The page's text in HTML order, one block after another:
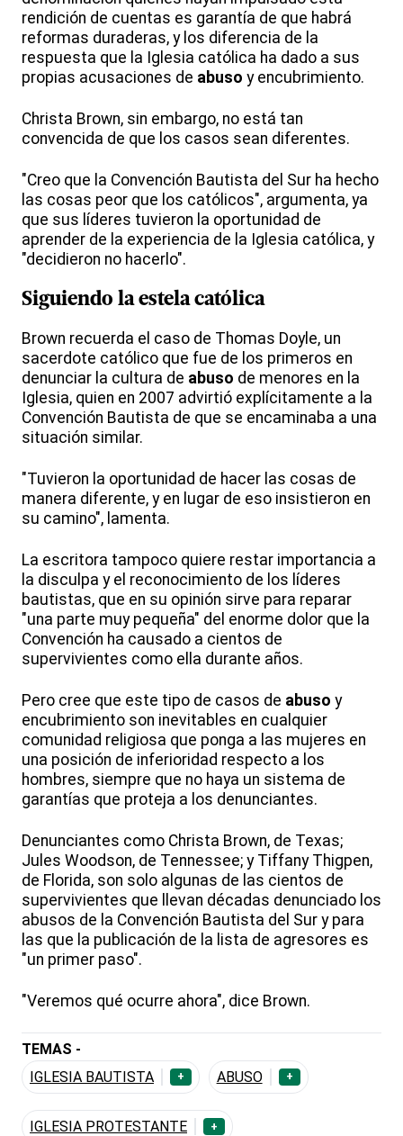
rendición de cuentas es garantía de que habrá
reformas duraderas, y los diferencia de la
respuesta que la Iglesia católica ha dado a sus
propias acusaciones de abuso y encubrimiento.
Christa Brown, sin embargo, no está tan
convencida de que los casos sean diferentes.
"Creo que la Convención Bautista del Sur ha hecho
las cosas peor que los católicos", argumenta, ya
que sus líderes tuvieron la oportunidad de
aprender de la experiencia de la Iglesia católica, y
"decidieron no hacerlo".
Siguiendo la estela católica
Brown recuerda el caso de Thomas Doyle, un
sacerdote católico que fue de los primeros en
denunciar la cultura de abuso de menores en la
Iglesia, quien en 2007 advirtió explícitamente a la
Convención Bautista de que se encaminaba a una
situación similar.
"Tuvieron la oportunidad de hacer las cosas de
manera diferente, y en lugar de eso insistieron en
su camino", lamenta.
La escritora tampoco quiere restar importancia a
la disculpa y el reconocimiento de los líderes
bautistas, que en su opinión sirve para reparar
"una parte muy pequeña" del enorme dolor que la
Convención ha causado a cientos de
supervivientes como ella durante años.
Pero cree que este tipo de casos de abuso y
encubrimiento son inevitables en cualquier
comunidad religiosa que ponga a las mujeres en
una posición de inferioridad respecto a los
hombres, siempre que no haya un sistema de
garantías que proteja a los denunciantes.
Denunciantes como Christa Brown, de Texas;
Jules Woodson, de Tennessee; y Tiffany Thigpen,
de Florida, son solo algunas de las cientos de
supervivientes que llevan décadas denunciado los
abusos de la Convención Bautista del Sur y para
las que la publicación de la lista de agresores es
"un primer paso".
"Veremos qué ocurre ahora", dice Brown.
TEMAS -
IGLESIA BAUTISTA
+ ABUSO +
IGLESIA PROTESTANTE +